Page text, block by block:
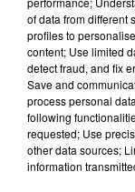
of data from different
profiles to
content; Use limited
detect fraud, and fix
Save and
process personal
following
requested; Use
other data sources;
information